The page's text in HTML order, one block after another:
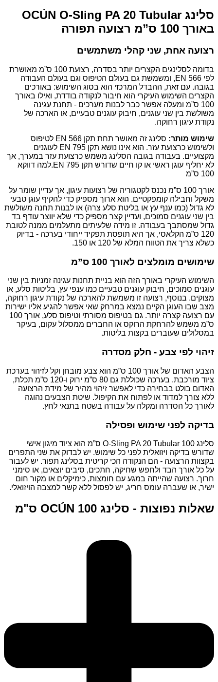
סלינג OCÚN O-Sling PA 20 Tubular
באורך 100 ס”מ רצועה תפורה
רצועה אחת, שני קהלי משתמשים
בדומה לסלינגים הקצרים יותר בסדרה, רצועת 100 ס”מ מאושרת
לפי EN 566, ומשמשת גם בעולם הטיפוס וגם בעולם העבודה
בגובה. עם זאת, ההבדל המרכזי הוא בסוג השימוש: באורכים
הקצרים השימוש העיקרי הוא חיבור לנקודה בודדת, ואילו באורך
100 ס”מ ומעלה אפשר כבר לבנות מערכים - תחנת עגינה
משולשת בין שני עוגנים, חיבוק עוגנים טבעיים, או הארכה של
נקודת עיגון רחוקה.
שימוש מותר:
סלינג זה מאושר תחת תקן EN 566 לטיפוס
ולשימוש כרצועת עזר. הוא אינו נושא תקן EN 795 לעוגנים
מקצועיים. בעבודה בגובה הסלינג משמש כרצועת עזר במערך, אך
לא יחליף עוגן ראשי או קו חיים שדורש תקן EN 795.למה דווקא
100 ס”מ
אורך 100 ס”מ נכנס לקטגוריה של רצועות עיגון, אך עדיין שומר על
משקל וחבילה קומפקטיים. הוא ארוך מספיק כדי להקיף עוגן טבעי
לא גדול (כמו ענף עץ או בליטת סלע צרה) או לבנות תחנה משולשת
בין שני עוגנים סמוכים, ועדיין קצר מספיק כדי שלא יווצר עודף בד
גדול שמסתבך בעבודה. זו מידה שלעיתים מתעלמים ממנה לטובת
120 ס”מ הקלאסי, אך היא תופסת תפקיד ייחודי בערכה - בדיוק
כשלא צריך את הטווח המלא של 120 או 150.
שימושים מומלצים לאורך 100 ס”מ
השימוש העיקרי באורך הזה הוא בניית תחנות עגינה זמניות בין שני
עוגנים סמוכים, חיבוק עוגנים טבעיים כמו ענפי עץ, בליטות סלע, או
מצוקים. בנוסף, רצועה זו משמשת להארכה של נקודת עיגון רחוקה,
מצב שבו העוגן הקיים נמצא במרחק שאי אפשר להגיע אליו ישירות
עם רצועה קצרה יותר. גם בטיפוס מסורתי וטיפוס סלע, אורך 100
ס”מ משמש להרחקת הרוקס או החברים ממסלול עקום, בעיקר
במסלולים שעוברים בקצות בליטות.
זיהוי לפי צבע - חלק מסדרה
הצבע האדום של אורך 100 ס”מ הוא צבע מובחן וקל לזיהוי בערכת
ציוד מורכבת. בערכה שכוללת גם 80 ס”מ ירוק ו-120 ס”מ תכלת,
האדום בולט בבחירה כדי לאפשר זיהוי מהיר של מידת הרצועה
ללא צורך למדוד או לפתוח את הקיפול. שיטת הצבעים נהוגה
לאורך כל הסדרה ומקלה על עבודה בשטח בתנאי לחץ.
בדיקה לפני שימוש ופסילה
סלינג O-Sling PA 20 Tubular 100 ס”מ הוא ציוד מיגון אישי
שדורש בדיקה ויזואלית לפני כל שימוש. יש לבדוק את שני התפרים
בקצוות הרצועה - הם הנקודה הכי קריטית בסלינג תפור. יש לעבור
על כל אורך הבד ולחפש שחיקה, חתכים, סיבים יוצאים, או סימני
חרוך. רצועה שהייתה במגע עם חומצות, כימיקלים או מקור חום
ישיר, או שעברה עומס חריג, יש לפסול ללא קשר למצבה הויזואלי.
שאלות נפוצות - סלינג OCÚN 100 ס"מ